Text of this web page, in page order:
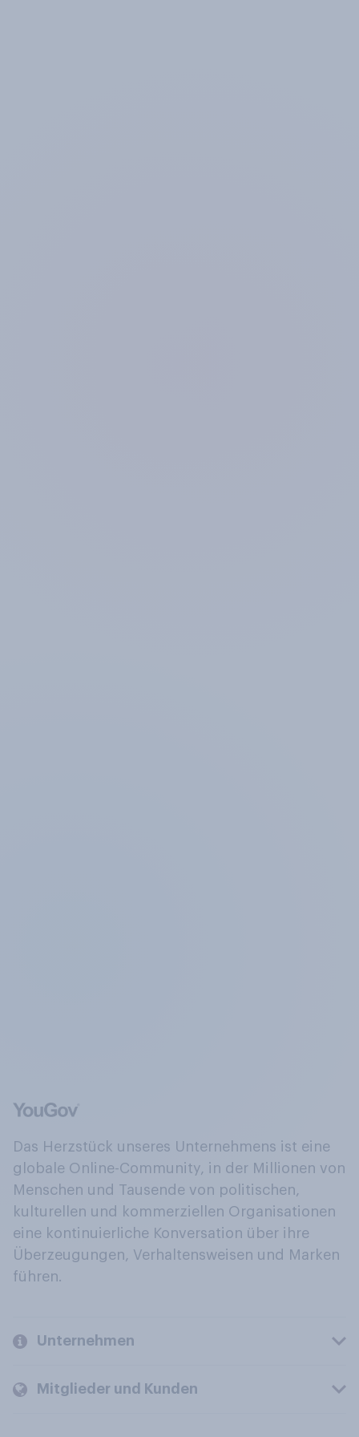
Das Herzstück unseres Unternehmens ist eine
globale Online-Community, in der Millionen von
Menschen und Tausende von politischen,
kulturellen und kommerziellen Organisationen
eine kontinuierliche Konversation über ihre
Überzeugungen, Verhaltensweisen und Marken
führen.
Unternehmen
Mitglieder und Kunden